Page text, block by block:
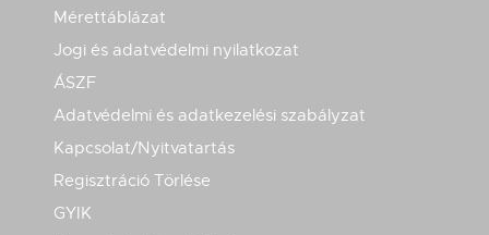
Mérettáblázat
Jogi és adatvédelmi nyilatkozat
ÁSZF
Adatvédelmi és adatkezelési szabályzat
Kapcsolat/Nyitvatartás
Regisztráció Törlése
GYIK